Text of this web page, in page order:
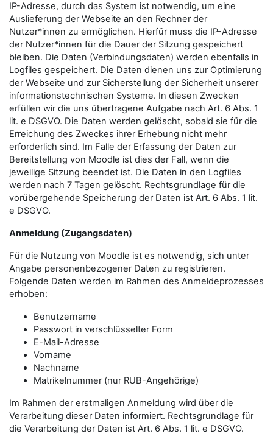
IP-Adresse, durch das System ist notwendig, um eine
Auslieferung der Webseite an den Rechner der
Nutzer*innen zu ermöglichen. Hierfür muss die IP-Adresse
der Nutzer*innen für die Dauer der Sitzung gespeichert
bleiben. Die Daten (Verbindungsdaten) werden ebenfalls in
Logfiles gespeichert. Die Daten dienen uns zur Optimierung
der Webseite und zur Sicherstellung der Sicherheit unserer
informationstechnischen Systeme. In diesen Zwecken
erfüllen wir die uns übertragene Aufgabe nach Art. 6 Abs. 1
lit. e DSGVO. Die Daten werden gelöscht, sobald sie für die
Erreichung des Zweckes ihrer Erhebung nicht mehr
erforderlich sind. Im Falle der Erfassung der Daten zur
Bereitstellung von Moodle ist dies der Fall, wenn die
jeweilige Sitzung beendet ist. Die Daten in den Logfiles
werden nach 7 Tagen gelöscht. Rechtsgrundlage für die
vorübergehende Speicherung der Daten ist Art. 6 Abs. 1 lit.
e DSGVO.
Anmeldung (Zugangsdaten)
Für die Nutzung von Moodle ist es notwendig, sich unter
Angabe personenbezogener Daten zu registrieren.
Folgende Daten werden im Rahmen des Anmeldeprozesses
erhoben:
Benutzername
Passwort in verschlüsselter Form
E-Mail-Adresse
Vorname
Nachname
Matrikelnummer (nur RUB-Angehörige)
Im Rahmen der erstmaligen Anmeldung wird über die
Verarbeitung dieser Daten informiert. Rechtsgrundlage für
die Verarbeitung der Daten ist Art. 6 Abs. 1 lit. e DSGVO.